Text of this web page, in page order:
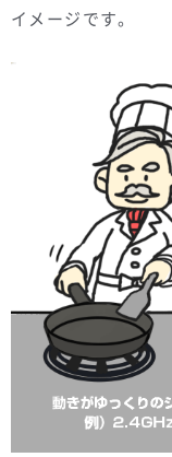
イメージです。